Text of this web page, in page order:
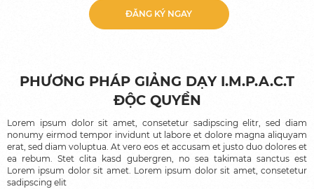
Thi thực hành Practice Test
Du học
ĐĂNG KÝ NGAY
PHƯƠNG PHÁP GIẢNG DẠY I.M.P.A.C.T
ĐỘC QUYỀN
Lorem ipsum dolor sit amet, consetetur sadipscing elitr, sed diam
nonumy eirmod tempor invidunt ut labore et dolore magna aliquyam
erat, sed diam voluptua. At vero eos et accusam et justo duo dolores et
ea rebum. Stet clita kasd gubergren, no sea takimata sanctus est
Lorem ipsum dolor sit amet. Lorem ipsum dolor sit amet, consetetur
sadipscing elit